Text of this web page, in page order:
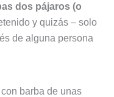
dos pájaros (o
y quizás – solo
de alguna persona
barba de unas